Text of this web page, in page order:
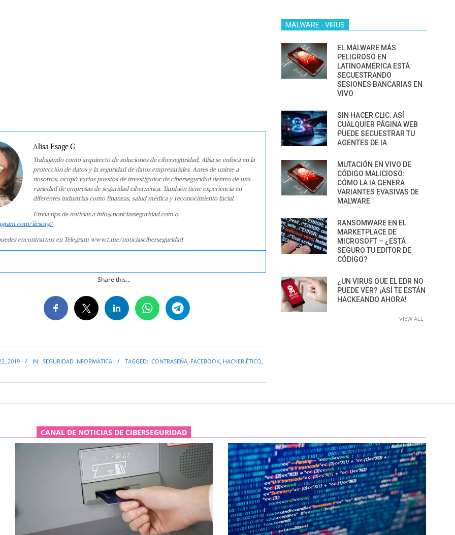
Alisa Esage G
Trabajando como arquitecto de soluciones de ciberseguridad, Alisa se enfoca en la
protección de datos y la seguridad de datos empresariales. Antes de unirse a
nosotros, ocupó varios puestos de investigador de ciberseguridad dentro de una
variedad de empresas de seguridad cibernética. También tiene experiencia en
diferentes industrias como finanzas, salud médica y reconocimiento facial.
Envía tips de noticias a info@noticiasseguridad.com o
iicsorg/
encontrarnos en Telegram www.t.me/noticiasciberseguridad
Share this...
2019 IN: SEGURIDAD INFORMÁTICA TAGGED: CONTRASEÑA FACEBOOK HACKER ÉTICO
MALWARE - VIRUS
EL MALWARE MÁS
PELIGROSO EN
LATINOAMÉRICA ESTÁ
SECUESTRANDO
SESIONES BANCARIAS EN
VIVO
SIN HACER CLIC: ASÍ
CUALQUIER PÁGINA WEB
PUEDE SECUESTRAR TU
AGENTES DE IA
MUTACIÓN EN VIVO DE
CÓDIGO MALICIOSO:
CÓMO LA IA GENERA
VARIANTES EVASIVAS DE
MALWARE
RANSOMWARE EN EL
MARKETPLACE DE
MICROSOFT – ¿ESTÁ
SEGURO TU EDITOR DE
CÓDIGO?
¿UN VIRUS QUE EL EDR NO
PUEDE VER? ¡ASÍ TE ESTÁN
HACKEANDO AHORA!
VIEW ALL
CANAL DE NOTICIAS DE CIBERSEGURIDAD